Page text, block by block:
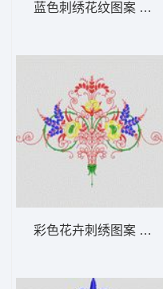
蓝色刺绣花纹图案 植物
彩色花卉刺绣图案 植物